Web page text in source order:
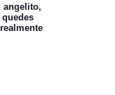
angelito,